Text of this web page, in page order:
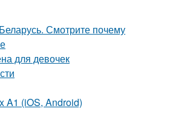
Смотрите почему
для девочек
A1 (iOS, Android)